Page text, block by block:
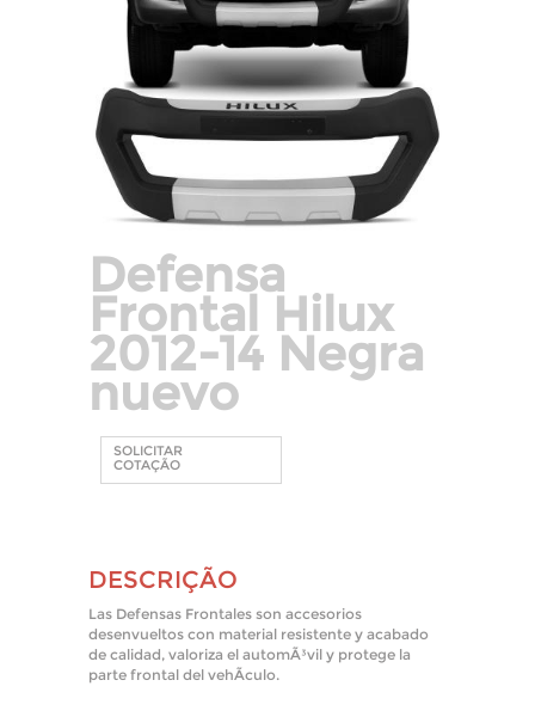
Defensa
Frontal Hilux
2012-14 Negra
nuevo
SOLICITAR
COTAÇÃO
DESCRIÇÃO
Las Defensas Frontales son accesorios
desenvueltos con material resistente y acabado
de calidad, valoriza el automÃ³vil y protege la
parte frontal del vehÃ­culo.